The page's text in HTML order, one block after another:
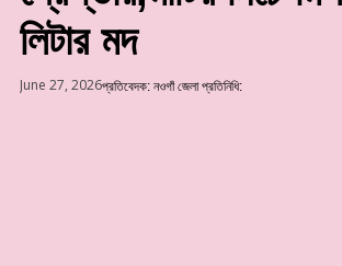
লিটার মদ
June 27, 2026প্রতিবেদক: নওগাঁ জেলা প্রতিনিধি: